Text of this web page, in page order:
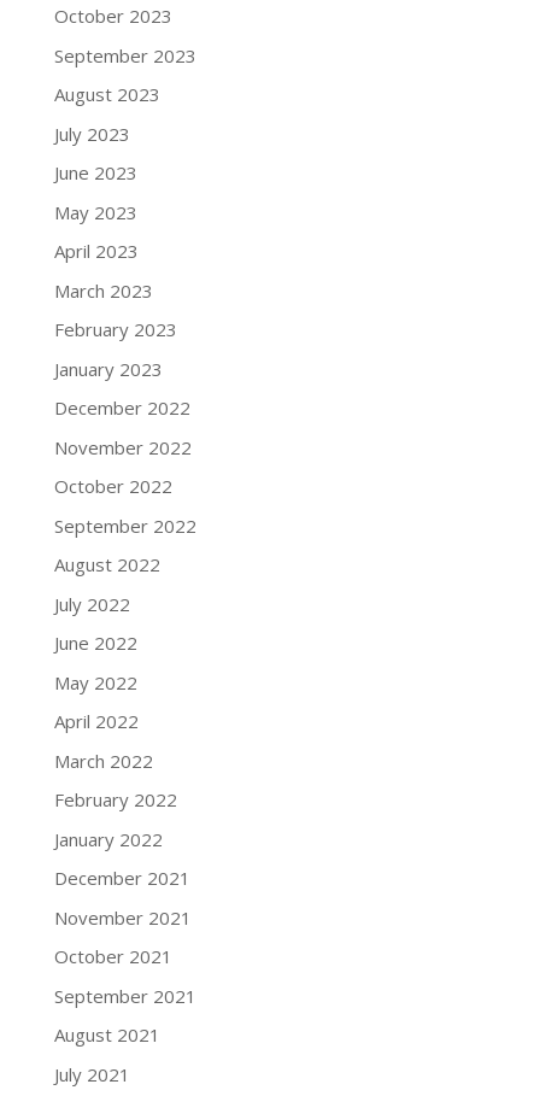
October 2023
September 2023
August 2023
July 2023
June 2023
May 2023
April 2023
March 2023
February 2023
January 2023
December 2022
November 2022
October 2022
September 2022
August 2022
July 2022
June 2022
May 2022
April 2022
March 2022
February 2022
January 2022
December 2021
November 2021
October 2021
September 2021
August 2021
July 2021